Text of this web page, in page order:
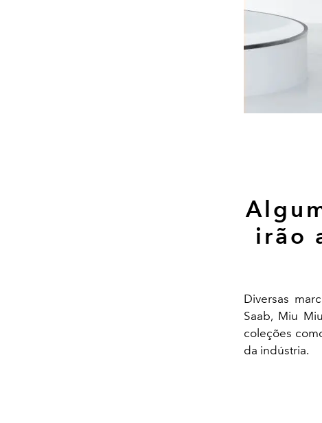
irão
Diversas
Saab, Miu
coleções
da indústria.